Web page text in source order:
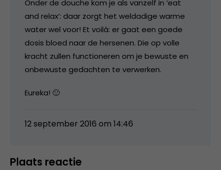
Onder de douche kom je als vanzelf in ‘eat
and relax’: daar zorgt het weldadige warme
water wel voor! Et voilà: er gaat een goede
dosis bloed naar de hersenen. Die op volle
kracht zullen functioneren om je bewuste en
onbewuste gedachten te verwerken.
Eureka! 🙂
12 september 2016 om 14:46
Plaats reactie